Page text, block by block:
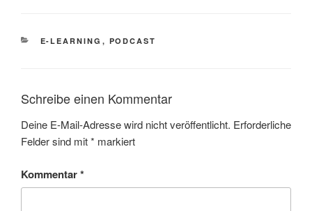
KATEGORIEN
E-LEARNING , PODCAST
Schreibe einen Kommentar
Deine E-Mail-Adresse wird nicht veröffentlicht. Erforderliche
Felder sind mit* markiert
Kommentar*